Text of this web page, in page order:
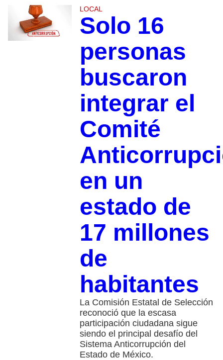
LOCAL
Solo 16
personas
buscaron
integrar el
Comité
en un
estado de
17 millones
de
habitantes
La Comisión Estatal de Selección
reconoció que la escasa
participación ciudadana sigue
siendo el principal desafío del
Sistema Anticorrupción del
Estado de México.